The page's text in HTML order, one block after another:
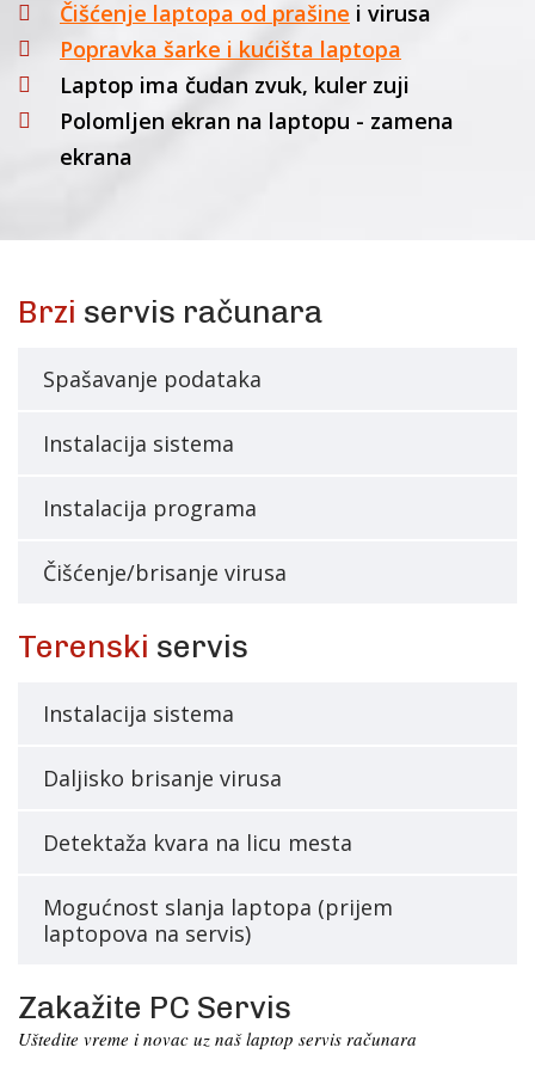
Čišćenje laptopa od prašine i virusa
Popravka šarke i kućišta laptopa
Laptop ima čudan zvuk, kuler zuji
Polomljen ekran na laptopu - zamena
ekrana
Brzi servis računara
Spašavanje podataka
Instalacija sistema
Instalacija programa
Čišćenje/brisanje virusa
Terenski servis
Instalacija sistema
Daljisko brisanje virusa
Detektaža kvara na licu mesta
Mogućnost slanja laptopa (prijem
laptopova na servis)
Zakažite PC Servis
Uštedite vreme i novac uz naš laptop servis računara